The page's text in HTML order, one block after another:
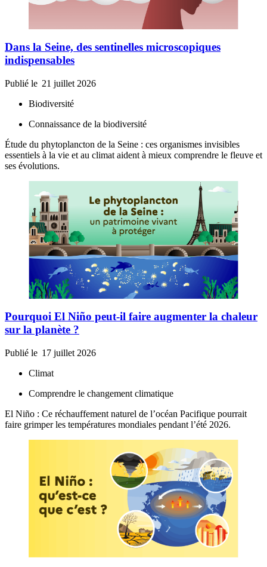
Dans la Seine, des sentinelles microscopiques
indispensables
Publié le 21 juillet 2026
Biodiversité
Connaissance de la biodiversité
Étude du phytoplancton de la Seine : ces organismes invisibles
essentiels à la vie et au climat aident à mieux comprendre le fleuve et
ses évolutions.
Pourquoi El Niño peut-il faire augmenter la chaleur
sur la planète ?
Publié le 17 juillet 2026
Climat
Comprendre le changement climatique
El Niño : Ce réchauffement naturel de l’océan Pacifique pourrait
faire grimper les températures mondiales pendant l’été 2026.